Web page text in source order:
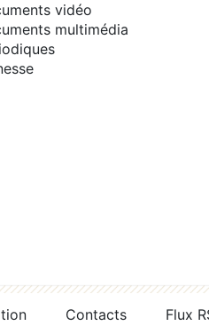
vidéo
multimédia
Contacts
Flux